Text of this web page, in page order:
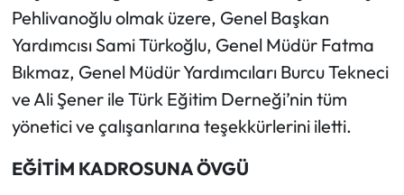
Pehlivanoğlu olmak üzere, Genel Başkan
Yardımcısı Sami Türkoğlu, Genel Müdür Fatma
Bıkmaz, Genel Müdür Yardımcıları Burcu Tekneci
ve Ali Şener ile Türk Eğitim Derneği’nin tüm
yönetici ve çalışanlarına teşekkürlerini iletti.
EĞİTİM KADROSUNA ÖVGÜ
Spor
Sungurlu Haberleri
Turizm
Uğurludağ Haberleri